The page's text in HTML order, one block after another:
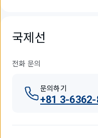
국제선
전화 문의
문의하기
+81 3-